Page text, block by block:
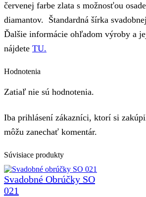
červenej farbe zlata s možnosťou
diamantov. Štandardná šírka
Ďalšie informácie ohľadom výroby a
nájdete TU.
Hodnotenia
Zatiaľ nie sú hodnotenia.
Iba prihlásení zákazníci, ktorí si
môžu zanechať komentár.
Súvisiace produkty
Svadobné Obrúčky SO
021